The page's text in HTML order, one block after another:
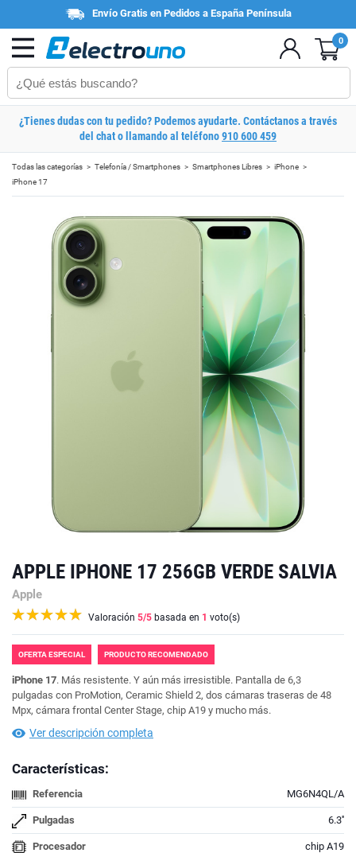
Envío Gratis en Pedidos a España Península
0
¿Tienes dudas con tu pedido? Podemos ayudarte. Contáctanos a través
del chat o llamando al teléfono910 600 459
Todas las categorías Telefonía / Smartphones Smartphones Libres
iPhone
iPhone 17
APPLE IPHONE 17 256GB VERDE SALVIA
Apple
Valoración 5/5 basada en 1 voto(s)
OFERTA ESPECIAL PRODUCTO RECOMENDADO
iPhone 17. Más resistente. Y aún más irresistible. Pantalla de 6,3
pulgadas con ProMotion, Ceramic Shield 2, dos cámaras traseras de 48
Mpx, cámara frontal Center Stage, chip A19 y mucho más.
Ver descripción completa
Características:
Referencia MG6N4QL/A
Pulgadas 6.3''
Procesador chip A19